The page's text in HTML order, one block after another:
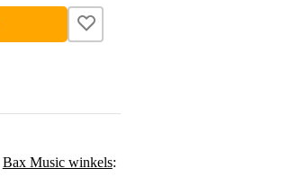
Bax Music winkels: